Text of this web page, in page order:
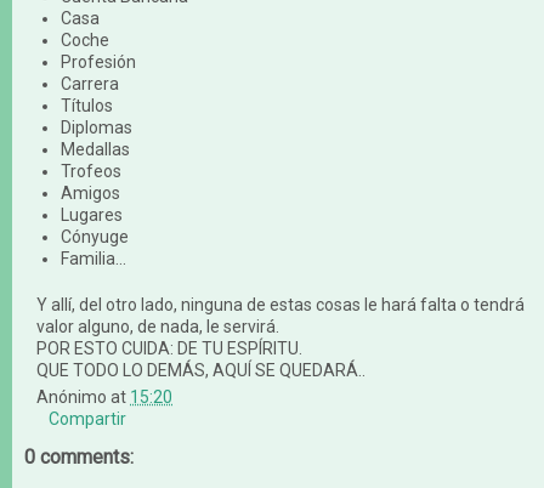
Casa
Coche
Profesión
Carrera
Títulos
Diplomas
Medallas
Trofeos
Amigos
Lugares
Cónyuge
Familia...
Y allí, del otro lado, ninguna de estas cosas le hará falta o tendrá
valor alguno, de nada, le servirá.
POR ESTO CUIDA: DE TU ESPÍRITU.
QUE TODO LO DEMÁS, AQUÍ SE QUEDARÁ..
Anónimo at 15:20
Compartir
0 comments: